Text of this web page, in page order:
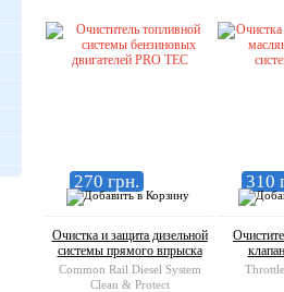
270 грн. 310
Очистка и защита дизельной
системы прямого впрыска
Common Rail Diesel System
Clean & Protect